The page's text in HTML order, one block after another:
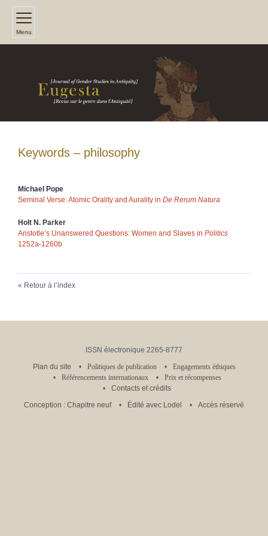
Menu
Keywords – philosophy
Michael Pope
Seminal Verse: Atomic Orality and Aurality in De Rerum Natura
Holt N. Parker
Aristotle’s Unanswered Questions: Women and Slaves in Politics
1252a-1260b
Retour à l’index
ISSN électronique 2265-8777
Plan du site
Politiques de publication
Engagements éthiques
Référencements internationaux
Prix et récompenses
Contacts et crédits
Conception : Chapitre neuf
Édité avec Lodel Accès réservé